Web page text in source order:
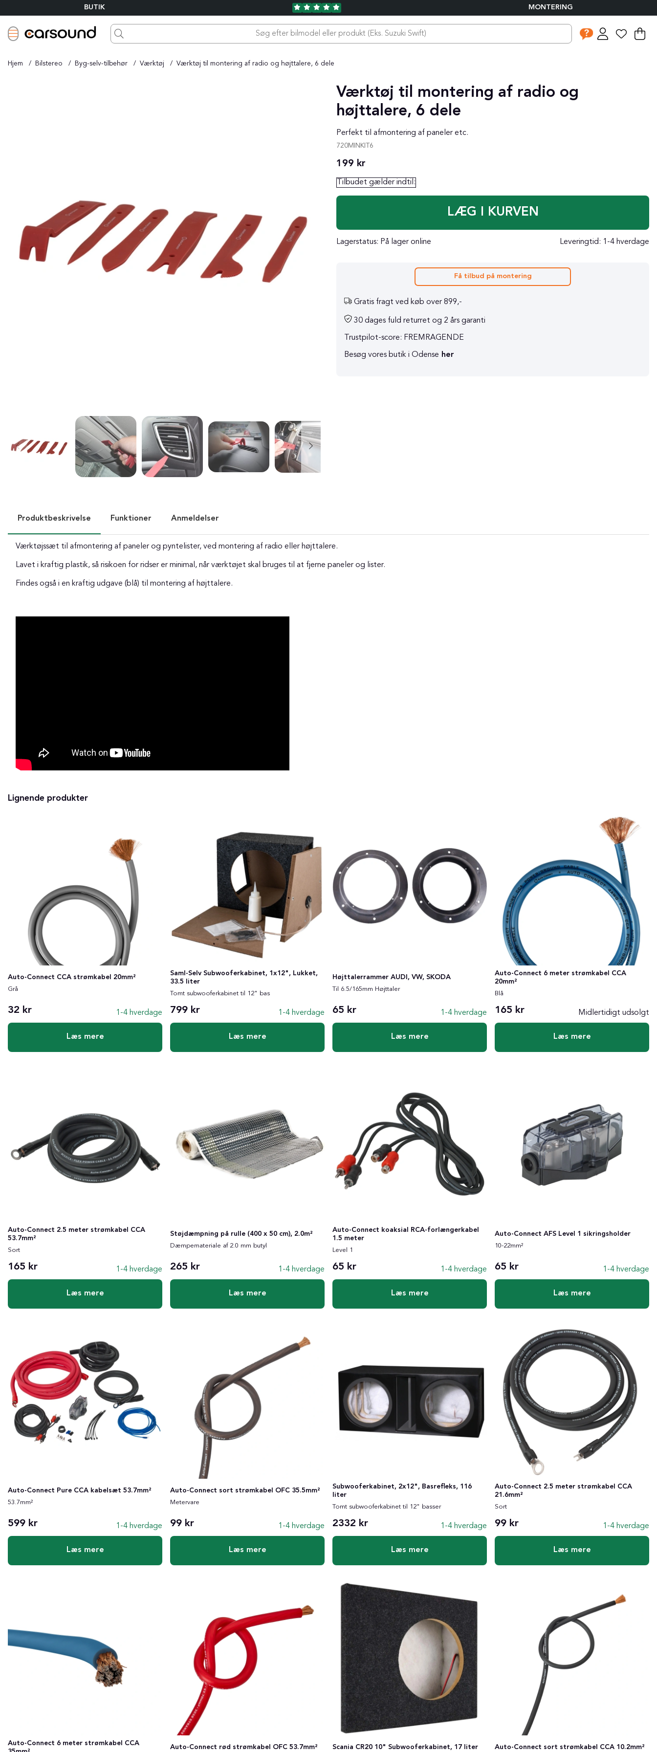
BUTIK MONTERING
.
Hjem Bilstereo Byg-selv-tilbehør Værktøj Værktøj til montering af radio og højttalere, 6 dele
Værktøj til montering af radio og
højttalere, 6 dele
Perfekt til afmontering af paneler etc.
720MINKIT6
199 kr
Tilbudet gælder indtil:
Lagerstatus: På lager online Leveringtid: 1-4 hverdage
Få tilbud på montering
Gratis fragt ved køb over 899,-
30 dages fuld returret og 2 års garanti
Trustpilot-score: FREMRAGENDE
Besøg vores butik i Odense her
Produktbeskrivelse Funktioner Anmeldelser
Værktøjssæt til afmontering af paneler og pyntelister, ved montering af radio eller højttalere.
Lavet i kraftig plastik, så risikoen for ridser er minimal, når værktøjet skal bruges til at fjerne paneler og lister.
Findes også i en kraftig udgave (blå) til montering af højttalere.
Lignende produkter
Auto-Connect CCA strømkabel 20mm²
Grå
32 kr 1-4 hverdage
Læs mere
Saml-Selv Subwooferkabinet, 1x12", Lukket,
33.5 liter
Tomt subwooferkabinet til 12" bas
799 kr 1-4 hverdage
Læs mere
Højttalerrammer AUDI, VW, SKODA
Til 6.5/165mm Højttaler
65 kr 1-4 hverdage
Læs mere
Auto-Connect 6 meter strømkabel CCA
20mm²
Blå
165 kr Midlertidigt udsolgt
Læs mere
Auto-Connect 2.5 meter strømkabel CCA
53.7mm²
Sort
165 kr 1-4 hverdage
Læs mere
Støjdæmpning på rulle (400 x 50 cm), 2.0m²
Dæmpemateriale af 2.0 mm butyl
265 kr 1-4 hverdage
Læs mere
Auto-Connect koaksial RCA-forlængerkabel
1.5 meter
Level 1
65 kr 1-4 hverdage
Læs mere
Auto-Connect AFS Level 1 sikringsholder
10-22mm²
65 kr 1-4 hverdage
Læs mere
Auto-Connect Pure CCA kabelsæt 53.7mm²
53.7mm²
599 kr 1-4 hverdage
Læs mere
Auto-Connect sort strømkabel OFC 35.5mm²
Metervare
99 kr 1-4 hverdage
Læs mere
Subwooferkabinet, 2x12", Basrefleks, 116
liter
Tomt subwooferkabinet til 12" basser
2332 kr 1-4 hverdage
Læs mere
Auto-Connect 2.5 meter strømkabel CCA
21.6mm²
Sort
99 kr 1-4 hverdage
Læs mere
Auto-Connect 6 meter strømkabel CCA
Auto-Connect rød strømkabel OFC 53.7mm² Scania CR20 10" Subwooferkabinet, 17 liter Auto-Connect sort strømkabel CCA 10.2mm²